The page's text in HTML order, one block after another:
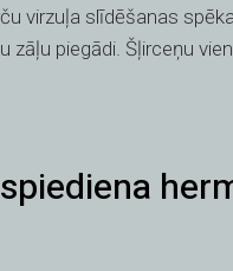
virzuļa slīdēšanas
piegādi. Šļirceņu